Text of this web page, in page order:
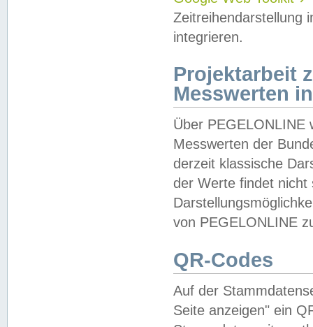
Zeitreihendarstellung
integrieren.
Projektarbeit
Messwerten
Über PEGELONLINE
Messwerten der
derzeit klassische
der Werte findet
von PEGELONLINE
QR-Codes
Auf der
Seite anzeigen" ein